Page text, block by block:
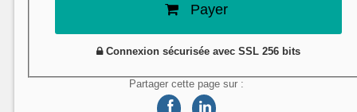
Payer
Connexion sécurisée avec SSL 256 bits
Partager cette page sur :